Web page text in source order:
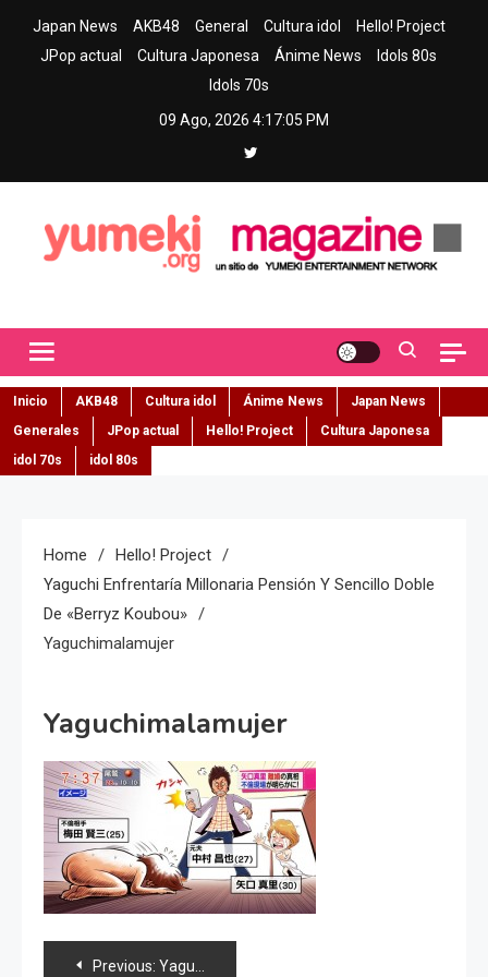
Japan News AKB48 General Cultura idol
Hello! Project
JPop actual
Cultura Japonesa Ánime News
Idols 80s
Idols 70s
09 Ago, 2026 4:17:06 PM
Inicio AKB48 Cultura idol Ánime News
Japan News
Generales
JPop actual Hello! Project
Cultura Japonesa
idol 70s
idol 80s
Home
Hello! Project
Yaguchi Enfrentaría Millonaria Pensión Y Sencillo Doble
De «Berryz Koubou»
Yaguchimalamujer
Yaguchimalamujer
Navegación
Previous: Yaguchi enfrentaría millonaria pensión y sencillo doble de «Berryz Koubou»